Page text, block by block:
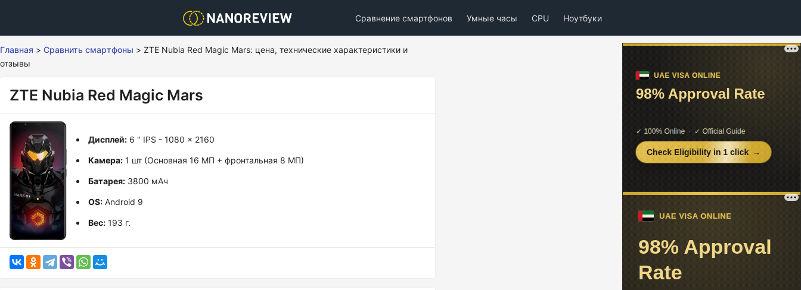
Сравнение смартфонов Умные часы CPU Ноутбуки
Главная > Сравнить смартфоны > ZTE Nubia Red Magic Mars: цена, технические характеристики и
отзывы
ZTE Nubia Red Magic Mars
Дисплей:6 " IPS - 1080 x 2160
Камера:1 шт (Основная 16 МП + фронтальная 8 МП)
Батарея:3800 мАч
OS:Android 9
Вес:193 г.